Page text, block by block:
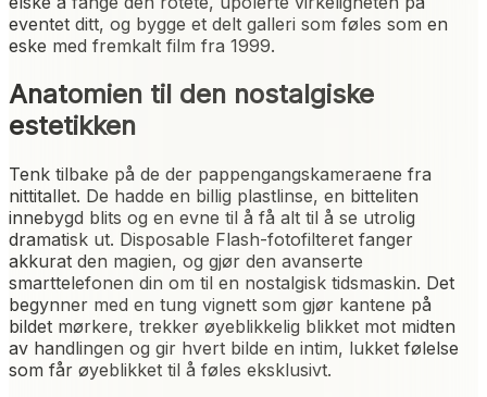
eventet ditt, og bygge et delt galleri som føles som en
eske med fremkalt film fra 1999.
Anatomien til den nostalgiske
estetikken
Tenk tilbake på de der pappengangskameraene fra
nittitallet. De hadde en billig plastlinse, en bitteliten
innebygd blits og en evne til å få alt til å se utrolig
dramatisk ut. Disposable Flash-fotofilteret fanger
akkurat den magien, og gjør den avanserte
smarttelefonen din om til en nostalgisk tidsmaskin. Det
begynner med en tung vignett som gjør kantene på
bildet mørkere, trekker øyeblikkelig blikket mot midten
av handlingen og gir hvert bilde en intim, lukket følelse
som får øyeblikket til å føles eksklusivt.